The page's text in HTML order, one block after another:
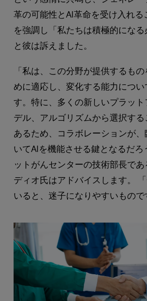
革の可能性とAI革命を受け入れる
を強調し「私たちは積極的になる
と彼は訴えました。
「私は、この分野が提供するも
めに適応し、変化する能力につ
す。特に、多くの新しいプラッ
デル、アルゴリズムから選択す
あるため、コラボレーションが
いてAIを機能させる鍵となるだろ
ットがんセンターの技術部長で
ディオ氏はアドバイスします。
いると、迷子になりやすいもので